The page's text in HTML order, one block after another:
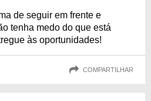
de seguir em frente e
tenha medo do que está
às oportunidades!
COMPARTILHAR